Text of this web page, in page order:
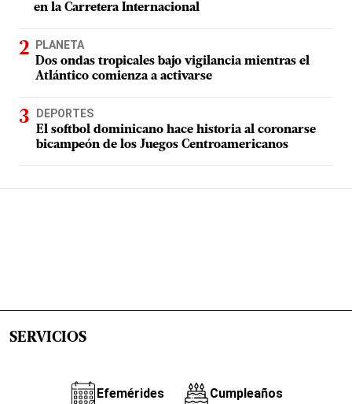
en la Carretera Internacional
PLANETA
Dos ondas tropicales bajo vigilancia mientras el
Atlántico comienza a activarse
DEPORTES
El softbol dominicano hace historia al coronarse
bicampeón de los Juegos Centroamericanos
SERVICIOS
Efemérides Cumpleaños